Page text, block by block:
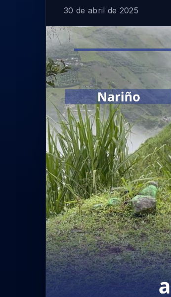
30 de abril de 2025